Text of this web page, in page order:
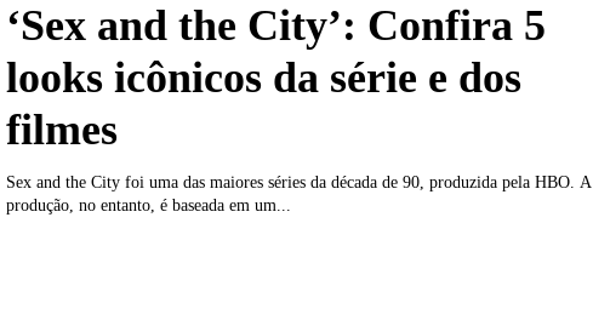
‘Sex and the City’: Confira 5
looks icônicos da série e dos
filmes
Sex and the City foi uma das maiores séries da década de 90, produzida pela HBO. A
produção, no entanto, é baseada em um...